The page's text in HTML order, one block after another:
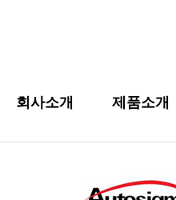
회사소개 제품소개